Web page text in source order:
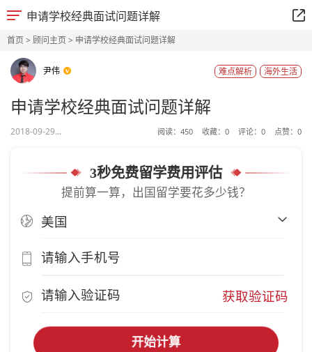
申请学校经典面试问题详解
首页> 顾问主页> 申请学校经典面试问题详解
尹伟 海外生活
难点解析
申请学校经典面试问题详解
2018-09-29... 阅读： 450 收藏： 0 评论： 0 点赞： 0
3秒免费留学费用评估
提前算一算，出国留学要花多少钱？
获取验证码
开始计算